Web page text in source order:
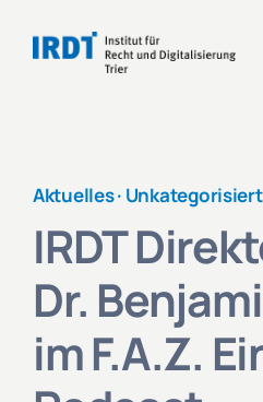
Inhalt
Aktuelles · Unkategorisiert
IRDT
Dr.
im F.A.Z.